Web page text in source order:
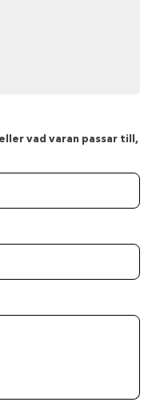
vad varan passar till,